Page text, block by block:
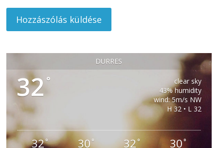
DURRES
32°
clear sky
43% humidity
wind: 5m/s NW
H 32 • L 32
32° 30° 32° 30°